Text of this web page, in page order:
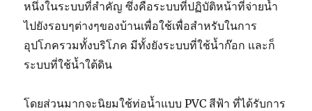
หนึ่งในระบบที่สำคัญ ซึ่งคือระบบที่ปฏิบัติหน้าที่จ่ายน้ำ
ไปยังรอบๆต่างๆของบ้านเพื่อใช้เพื่อสำหรับในการ
อุปโภครวมทั้งบริโภค มีทั้งยังระบบที่ใช้น้ำก๊อก และก็
ระบบที่ใช้น้ำใต้ดิน
โดยส่วนมากจะนิยมใช้ท่อน้ำแบบ PVC สีฟ้า ที่ได้รับการ